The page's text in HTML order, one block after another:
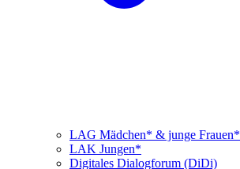
LAG Mädchen* & junge Frauen*
LAK Jungen*
Digitales Dialogforum (DiDi)